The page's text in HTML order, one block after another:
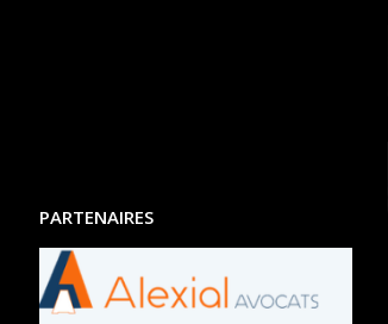
PARTENAIRES